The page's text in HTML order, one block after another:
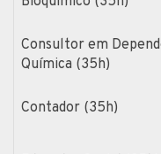
Consultor em
Química (35h)
Contador (35h)